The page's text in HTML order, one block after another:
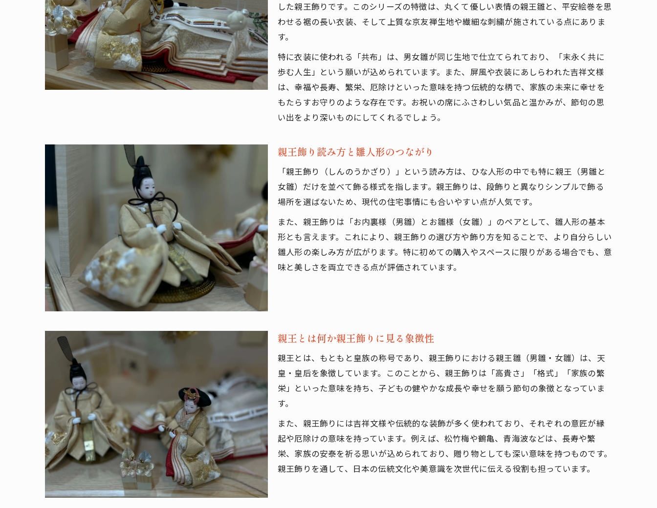
屏風や雪洞の配置で雛人形を美しく演出
親王飾り飾り方で家族の時間を大切に
した親王飾りです。このシリーズの特徴は、丸くて優しい表情の親王雛と、平安絵巻を思
わせる裾の長い衣装、そして上質な京友禅生地や繊細な刺繍が施されている点にありま
す。
特に衣装に使われる「共布」は、男女雛が同じ生地で仕立てられており、「末永く共に
歩む人生」という願いが込められています。また、屏風や衣装にあしらわれた吉祥文様
は、幸福や長寿、繁栄、厄除けといった意味を持つ伝統的な柄で、家族の未来に幸せを
もたらすお守りのような存在です。お祝いの席にふさわしい気品と温かみが、節句の思
い出をより深いものにしてくれるでしょう。
親王飾り読み方と雛人形のつながり
「親王飾り（しんのうかざり）」という読み方は、ひな人形の中でも特に親王（男雛と
女雛）だけを並べて飾る様式を指します。親王飾りは、段飾りと異なりシンプルで飾る
場所を選ばないため、現代の住宅事情にも合いやすい点が人気です。
また、親王飾りは「お内裏様（男雛）とお雛様（女雛）」のペアとして、雛人形の基本
形とも言えます。これにより、親王飾りの選び方や飾り方を知ることで、より自分らしい
雛人形の楽しみ方が広がります。特に初めての購入やスペースに限りがある場合でも、意
味と美しさを両立できる点が評価されています。
親王とは何か親王飾りに見る象徴性
親王とは、もともと皇族の称号であり、親王飾りにおける親王雛（男雛・女雛）は、天
皇・皇后を象徴しています。このことから、親王飾りは「高貴さ」「格式」「家族の繁
栄」といった意味を持ち、子どもの健やかな成長や幸せを願う節句の象徴となっていま
す。
また、親王飾りには吉祥文様や伝統的な装飾が多く使われており、それぞれの意匠が縁
起や厄除けの意味を持っています。例えば、松竹梅や鶴亀、青海波などは、長寿や繁
栄、家族の安泰を祈る思いが込められており、贈り物としても深い意味を持つものです。
親王飾りを通して、日本の伝統文化や美意識を次世代に伝える役割も担っています。